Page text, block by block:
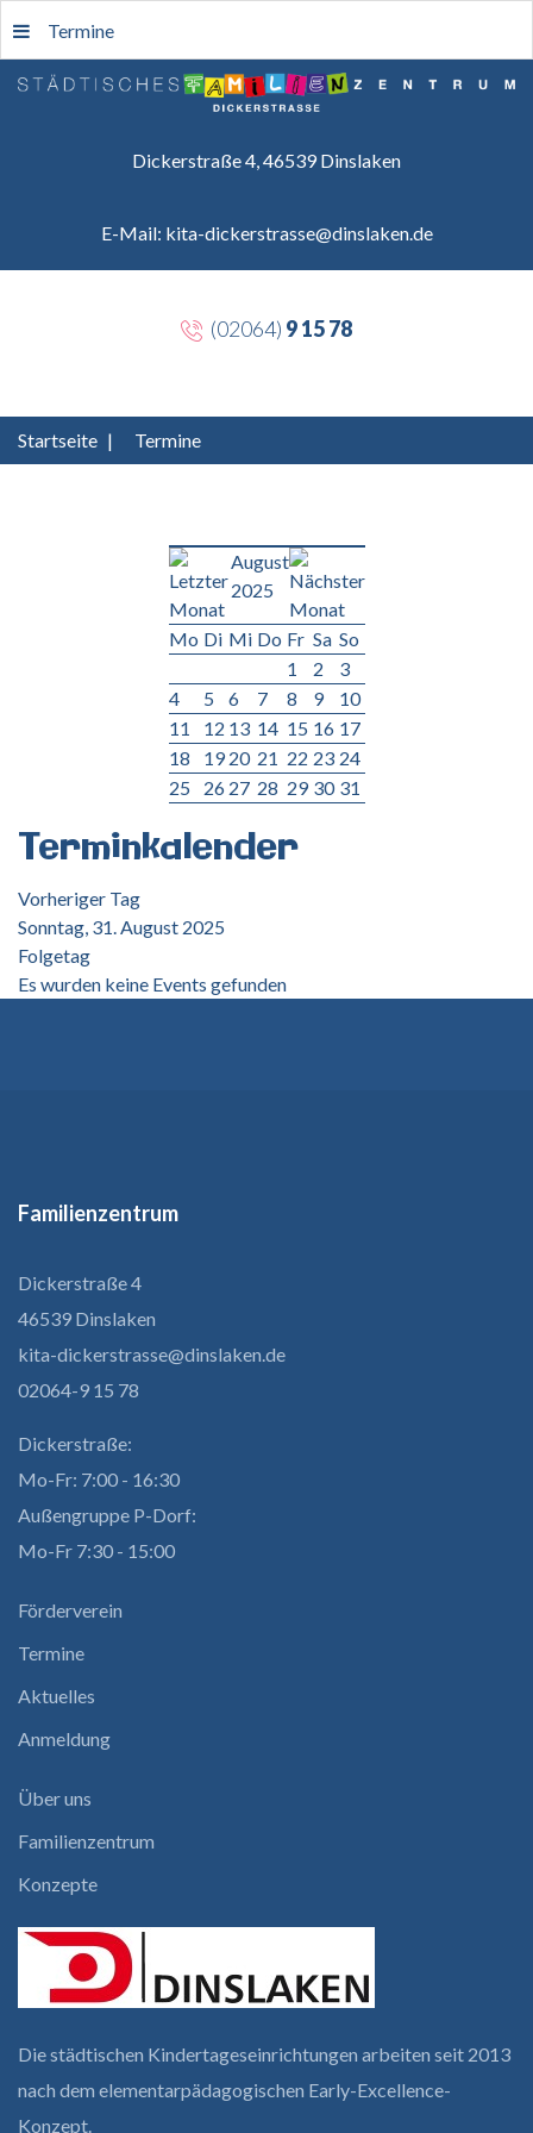
Dickerstraße 4, 46539 Dinslaken
E-Mail: kita-dickerstrasse@dinslaken.de
Termine
(02064) 9 15 78
Startseite | Termine
August
2025
Mo Di Mi Do Fr Sa So
1
2
3
4
5 6 7 8 9
10
11
12 13 14 15 16 17
18
19 20 21 22 23 24
25
26 27 28 29 30 31
Terminkalender
Vorheriger Tag
Sonntag, 31. August 2025
Folgetag
Es wurden keine Events gefunden
Familienzentrum
Dickerstraße 4
46539 Dinslaken
kita-dickerstrasse@dinslaken.de
02064-9 15 78
Dickerstraße:
Mo-Fr: 7:00 - 16:30
Außengruppe P-Dorf:
Mo-Fr 7:30 - 15:00
Förderverein
Termine
Aktuelles
Anmeldung
Über uns
Familienzentrum
Konzepte
Die städtischen Kindertages­einrichtungen arbeiten seit 2013
nach dem elementar­pädagogischen Early-Excellence-
Konzept.